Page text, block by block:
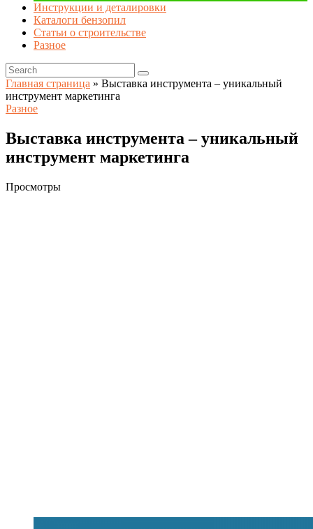
Инструкции и деталировки
Каталоги бензопил
Статьи о строительстве
Разное
Главная страница » Выставка инструмента – уникальный
инструмент маркетинга
Разное
Выставка инструмента – уникальный
инструмент маркетинга
Просмотры